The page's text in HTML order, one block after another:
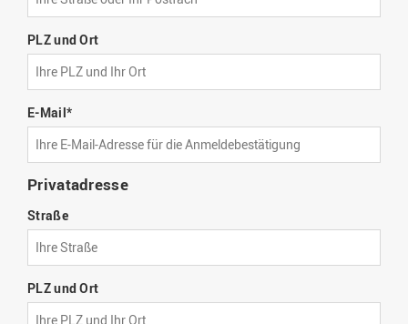
PLZ und Ort
E-Mail*
Privatadresse
Straße
PLZ und Ort